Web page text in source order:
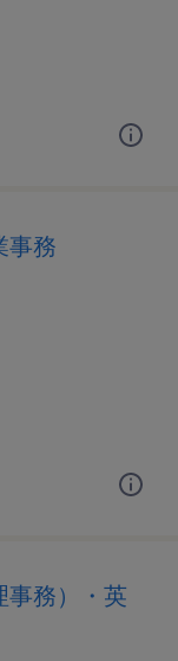
事務
事務）・英